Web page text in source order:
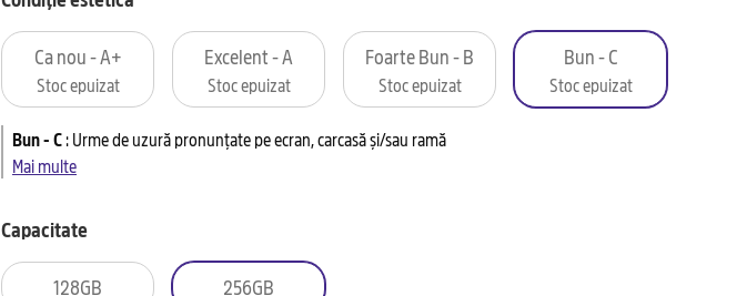
Ca nou - A+
Stoc epuizat
Excelent - A
Stoc epuizat
Foarte Bun - B
Stoc epuizat
Bun - C
Stoc epuizat
Bun - C:Urme de uzură pronunțate pe ecran, carcasă și/sau ramă
Mai multe
Capacitate
128GB 256GB